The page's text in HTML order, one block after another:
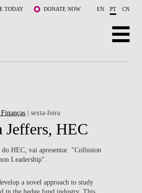
TODAY DONATE NOW EN PT CN
| sexta-feira
Jeffers, HEC
do HEC, vai apresentar "Collusion
Leadership".
a novel approach to study
in the hedge fund industry. This